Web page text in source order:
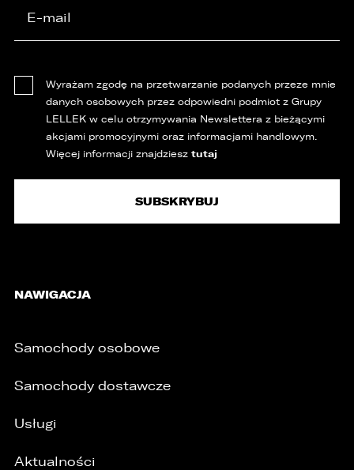
Wyrażam zgodę na przetwarzanie podanych przeze mnie
danych osobowych przez odpowiedni podmiot z Grupy
LELLEK w celu otrzymywania Newslettera z bieżącymi
akcjami promocyjnymi oraz informacjami handlowym.
Więcej informacji znajdziesz tutaj
NAWIGACJA
Samochody osobowe
Samochody dostawcze
Usługi
Aktualności